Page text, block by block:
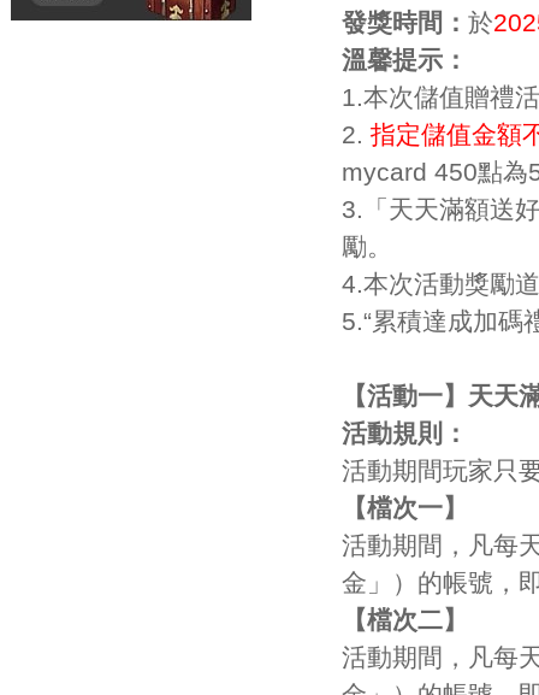
發獎時間： 於
溫馨提示：
1.本次儲值贈禮
2. 指定儲值金額
mycard 450點為
3.「天天滿額送
勵。
4.本次活動獎勵
5.“累積達成加碼
【活動一】天天
活動規則：
活動期間玩家只
【檔次一】
活動期間，凡每
金」）的帳號，
【檔次二】
活動期間，凡每